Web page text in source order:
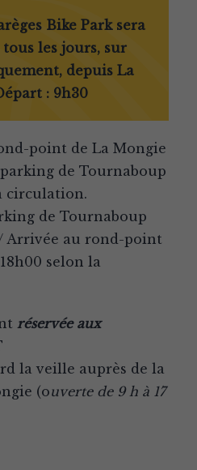
Bike Park sera
les jours, sur
depuis La
: 9h30
point de La Mongie
de Tournaboup
circulation.
de Tournaboup
/ Arrivée au rond-point
selon la
réservée aux
la veille auprès de la
(ouverte de 9 h à 17